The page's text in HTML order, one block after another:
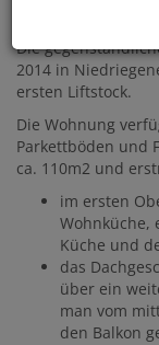
Die
2014 in
ersten Liftstock.
Die Wohnung
Parkettböden und
ca. 110m2 und
im ersten
Wohnküche,
Küche und
das
über ein
man vom
den Balkon